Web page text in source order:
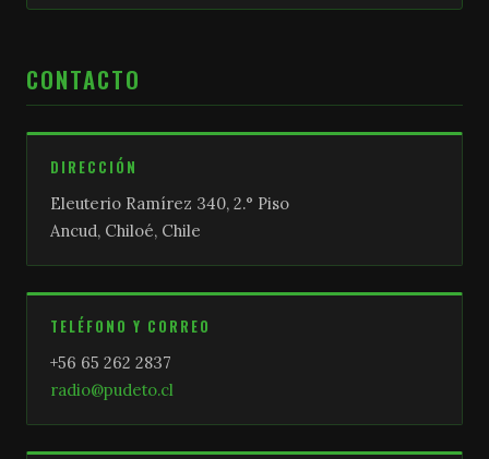
CONTACTO
DIRECCIÓN
Eleuterio Ramírez 340, 2.° Piso
Ancud, Chiloé, Chile
TELÉFONO Y CORREO
+56 65 262 2837
radio@pudeto.cl